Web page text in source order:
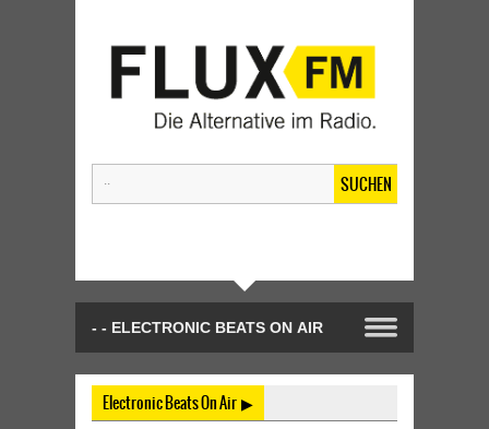
SUCHEN
Electronic Beats On Air ▶